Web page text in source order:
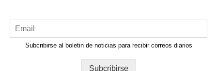
Subcribirse al boletin de noticias para recibir correos diarios
Subcribirse